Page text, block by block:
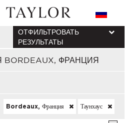
ФРАНЦИЯ
ОТФИЛЬТРОВАТЬ
РЕЗУЛЬТАТЫ
Bordeaux, Франция Таунхаус